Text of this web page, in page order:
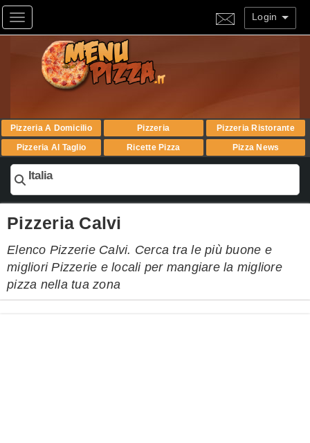
Toggle navigation Login
Pizzeria A Domicilio Pizzeria
Pizzeria Ristorante
Pizzeria Al Taglio
Ricette Pizza Pizza News
Italia
Pizzeria Calvi
Elenco Pizzerie Calvi. Cerca tra le più buone e
migliori Pizzerie e locali per mangiare la migliore
pizza nella tua zona